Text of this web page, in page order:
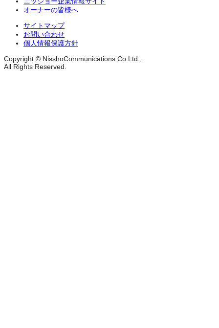
オーナーの皆様へ
サイトマップ
お問い合わせ
個人情報保護方針
Copyright © NisshoCommunications Co.Ltd.,
All Rights Reserved.